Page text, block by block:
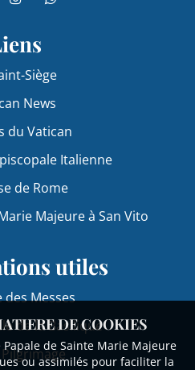
Siège
News
du Vatican
Italienne
de Rome
Majeure à San Vito
utiles
Messes
de la Basilique
DE COOKIES
de Sainte Marie Majeure
ou assimilés pour faciliter la